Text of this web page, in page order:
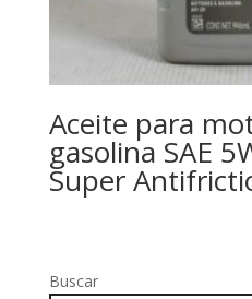
Aceite para
gasolina SAE
Super
Buscar